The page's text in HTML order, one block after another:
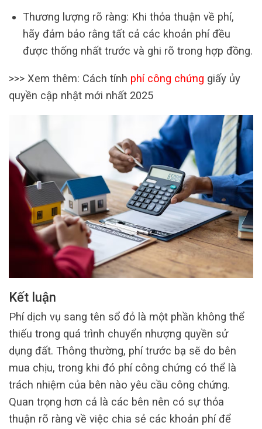
Thương lượng rõ ràng: Khi thỏa thuận về phí,
hãy đảm bảo rằng tất cả các khoản phí đều
được thống nhất trước và ghi rõ trong hợp đồng.
>>> Xem thêm: Cách tính phí công chứng giấy ủy
quyền cập nhật mới nhất 2025
Kết luận
Phí dịch vụ sang tên sổ đỏ là một phần không thể
thiếu trong quá trình chuyển nhượng quyền sử
dụng đất. Thông thường, phí trước bạ sẽ do bên
mua chịu, trong khi đó phí công chứng có thể là
trách nhiệm của bên nào yêu cầu công chứng.
Quan trọng hơn cả là các bên nên có sự thỏa
thuận rõ ràng về việc chia sẻ các khoản phí để